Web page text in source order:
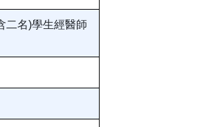
二名)學生經醫師